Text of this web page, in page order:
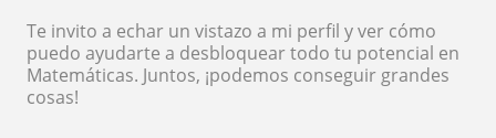
Te invito a echar un vistazo a mi perfil y ver cómo
puedo ayudarte a desbloquear todo tu potencial en
Matemáticas. Juntos, ¡podemos conseguir grandes
cosas!